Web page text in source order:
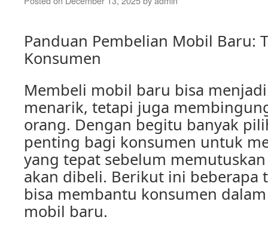
Panduan Pembelian Mobil Baru:
Konsumen
Membeli mobil baru bisa
menarik, tetapi juga
orang. Dengan begitu banyak
penting bagi konsumen untuk
yang tepat sebelum
akan dibeli. Berikut ini beberapa
bisa membantu konsumen
mobil baru.